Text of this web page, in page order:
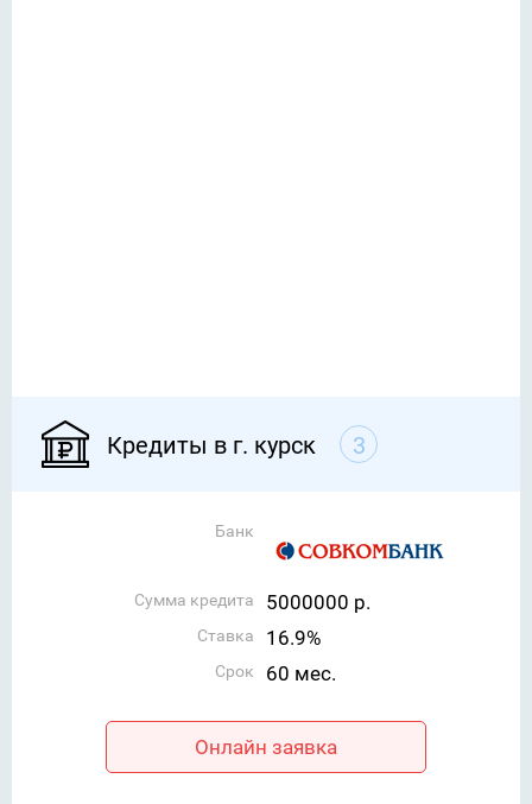
Кредиты в г. курск 3
Банк
Сумма кредита 5000000 р.
Ставка 16.9%
Срок 60 мес.
Онлайн заявка